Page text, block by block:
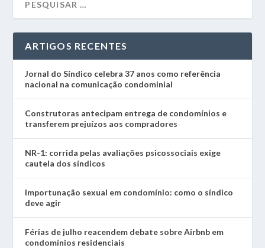
ARTIGOS RECENTES
Jornal do Síndico celebra 37 anos como referência
nacional na comunicação condominial
Construtoras antecipam entrega de condomínios e
transferem prejuízos aos compradores
NR-1: corrida pelas avaliações psicossociais exige
cautela dos síndicos
Importunação sexual em condomínio: como o síndico
deve agir
Férias de julho reacendem debate sobre Airbnb em
condomínios residenciais